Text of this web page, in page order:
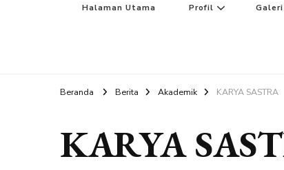
Halaman Utama Profil Galeri
Beranda Berita Akademik KARYA SASTRA
KARYA